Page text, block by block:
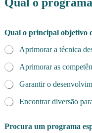
Qual o principal objetivo
Aprimorar a técnica
Aprimorar as
Garantir o
Encontrar diversão
Procura um programa